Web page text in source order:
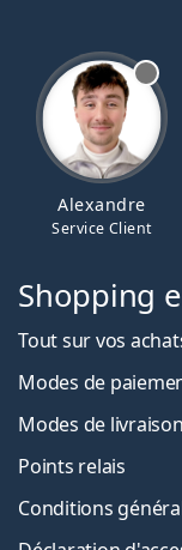
Alexandre
Service Client
Shopping
Tout sur vos
Modes de
Modes de livraison
Points relais
Conditions